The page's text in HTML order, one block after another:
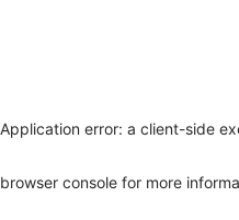
Application error: a client-side
browser console for more